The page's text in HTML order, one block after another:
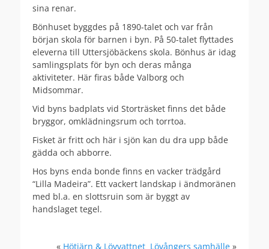
sina renar.
Bönhuset byggdes på 1890-talet och var från
början skola för barnen i byn. På 50-talet flyttades
eleverna till Uttersjöbäckens skola. Bönhus är idag
samlingsplats för byn och deras många
aktiviteter. Här firas både Valborg och
Midsommar.
Vid byns badplats vid Storträsket finns det både
bryggor, omklädningsrum och torrtoa.
Fisket är fritt och här i sjön kan du dra upp både
gädda och abborre.
Hos byns enda bonde finns en vacker trädgård
“Lilla Madeira”. Ett vackert landskap i ändmoränen
med bl.a. en slottsruin som är byggt av
handslaget tegel.
« Hötjärn & Lövvattnet Lövångers samhälle »